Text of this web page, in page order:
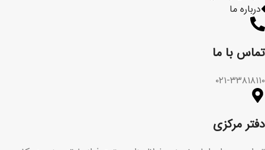
تماس با ما​
۰۲۱-۳۳۸۱۸۱۱۰
دفتر مرکزی
درباره ما